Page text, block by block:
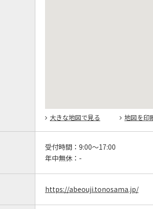
大きな地図で見る 地図を印
受付時間： 9:00～17:00
年中無休： -
https://abeouji.tonosama.jp/